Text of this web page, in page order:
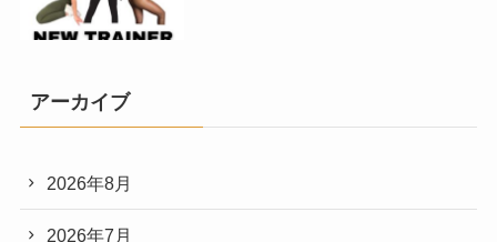
アーカイブ
2026年8月
2026年7月